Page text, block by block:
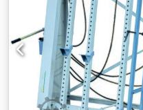
automático al final del ciclo